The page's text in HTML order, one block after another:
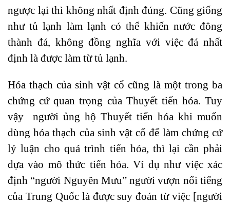
ngược lại thì không nhất định đúng. Cũng giống
như tủ lạnh làm lạnh có thể khiến nước đông
thành đá, không đồng nghĩa với việc đá nhất
định là được làm từ tủ lạnh.
Hóa thạch của sinh vật cổ cũng là một trong ba
chứng cứ quan trọng của Thuyết tiến hóa. Tuy
vậy người ủng hộ Thuyết tiến hóa khi muốn
dùng hóa thạch của sinh vật cổ để làm chứng cứ
lý luận cho quá trình tiến hóa, thì lại cần phải
dựa vào mô thức tiến hóa. Ví dụ như việc xác
định “người Nguyên Mưu” người vượn nổi tiếng
của Trung Quốc là được suy đoán từ việc [người